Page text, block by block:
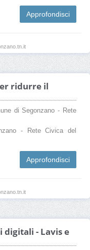
Approfondisci
ridurre il
di Segonzano - Rete
- Rete Civica del
Approfondisci
digitali - Lavis e